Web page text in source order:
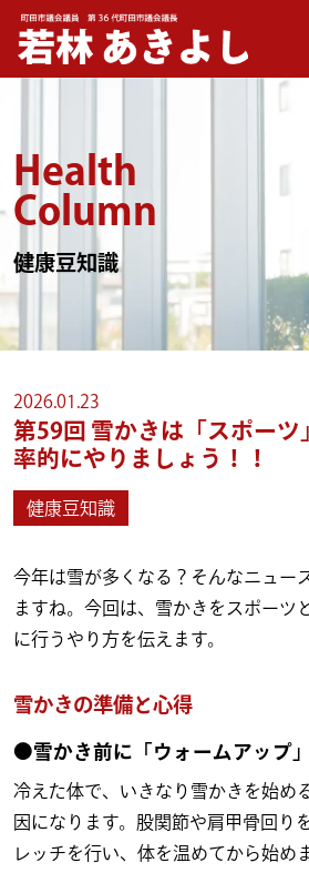
メインナビゲーション
Health
Column
健康豆知識
2026.01.23
第59回 雪かきは「スポーツ
率的にやりましょう！！
健康豆知識
今年は雪が多くなる？そんなニュー
ますね。今回は、雪かきをスポーツ
に行うやり方を伝えます。
雪かきの準備と心得
●雪かき前に「ウォームアップ
冷えた体で、いきなり雪かきを始め
因になります。股関節や肩甲骨回り
レッチを行い、体を温めてから始め